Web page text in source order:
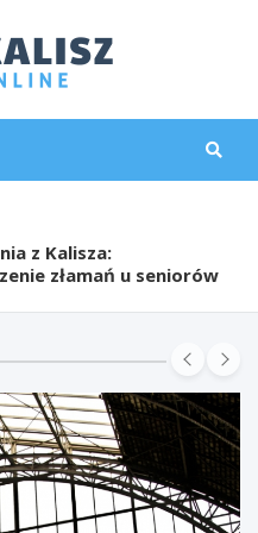
z Kalisza:
złamań u seniorów